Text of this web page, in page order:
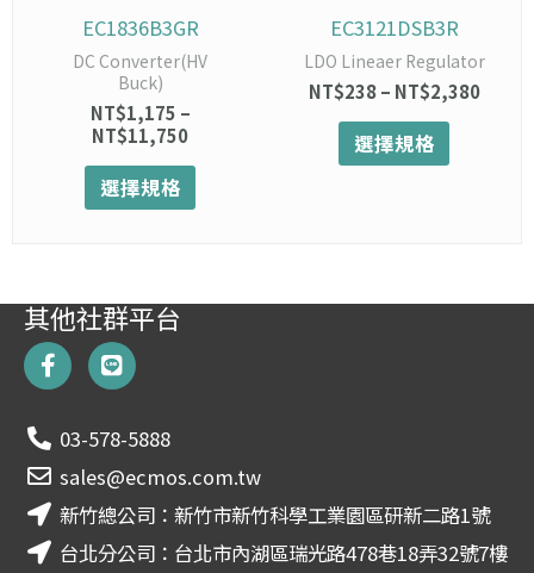
EC1836B3GR
DC Converter(HV
Buck)
NT$1,175 –
NT$11,750
選擇規格
在
產
品
擇
選
EC3121DSB3R
LDO Lineaer Regulator
NT$238 – NT$2,380
選擇規格
在
產
品
頁
面
擇
其他社群平台
F
a
c
b
o
o
k
-
L
i
n
e
03-578-5888
sales@ecmos.com.tw
新竹總公司：新竹市新竹科學工業園區研新二路1號
台北分公司：台北市內湖區瑞光路478巷18弄32號7樓